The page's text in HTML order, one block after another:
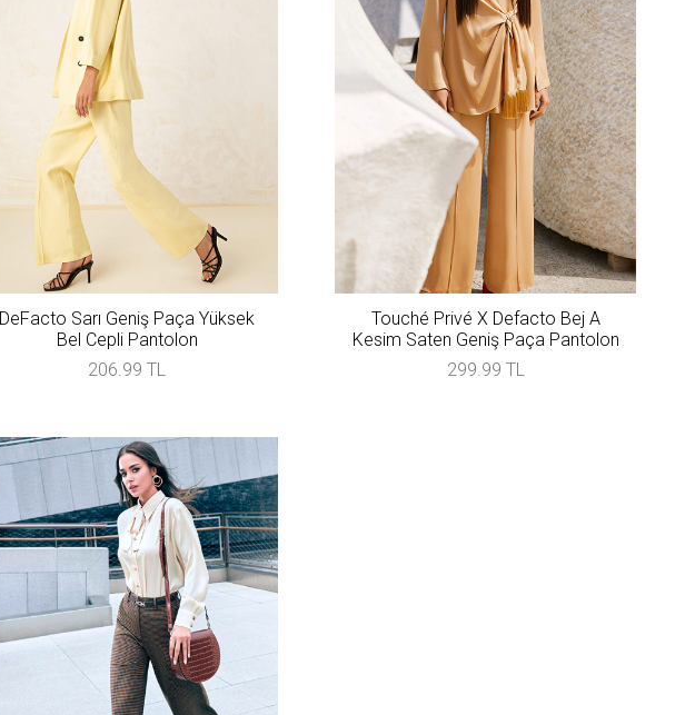
DeFacto Sarı Geniş Paça Yüksek
Bel Cepli Pantolon
206.99 TL
Touché Privé X Defacto Bej A
Kesim Saten Geniş Paça Pantolon
299.99 TL